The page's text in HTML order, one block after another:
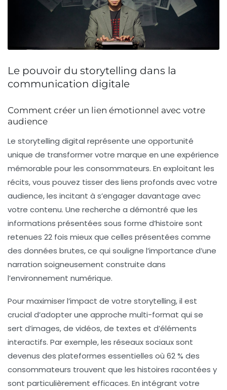
Le pouvoir du storytelling dans la
communication digitale
Comment créer un lien émotionnel avec votre
audience
Le storytelling digital représente une opportunité
unique de transformer votre marque en une expérience
mémorable pour les consommateurs. En exploitant les
récits, vous pouvez tisser des liens profonds avec votre
audience, les incitant à s’engager davantage avec
votre contenu. Une recherche a démontré que les
informations présentées sous forme d’histoire sont
retenues 22 fois mieux que celles présentées comme
des données brutes, ce qui souligne l’importance d’une
narration soigneusement construite dans
l’environnement numérique.
Pour maximiser l’impact de votre storytelling, il est
crucial d’adopter une approche multi-format qui se
sert d’images, de vidéos, de textes et d’éléments
interactifs. Par exemple, les réseaux sociaux sont
devenus des plateformes essentielles où 62 % des
consommateurs trouvent que les histoires racontées y
sont particulièrement efficaces. En intégrant votre